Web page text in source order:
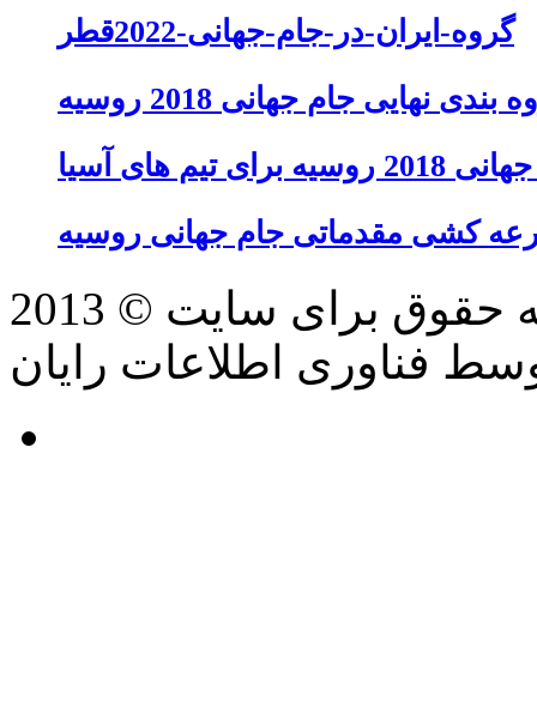
گروه-ایران-در-جام-جهانی-2022قطر
بندی نهایی جام جهانی 2018 روسیه
های آسیا
کشی مقدماتی جام جهانی روسیه
فناوری اطلاعات رایان